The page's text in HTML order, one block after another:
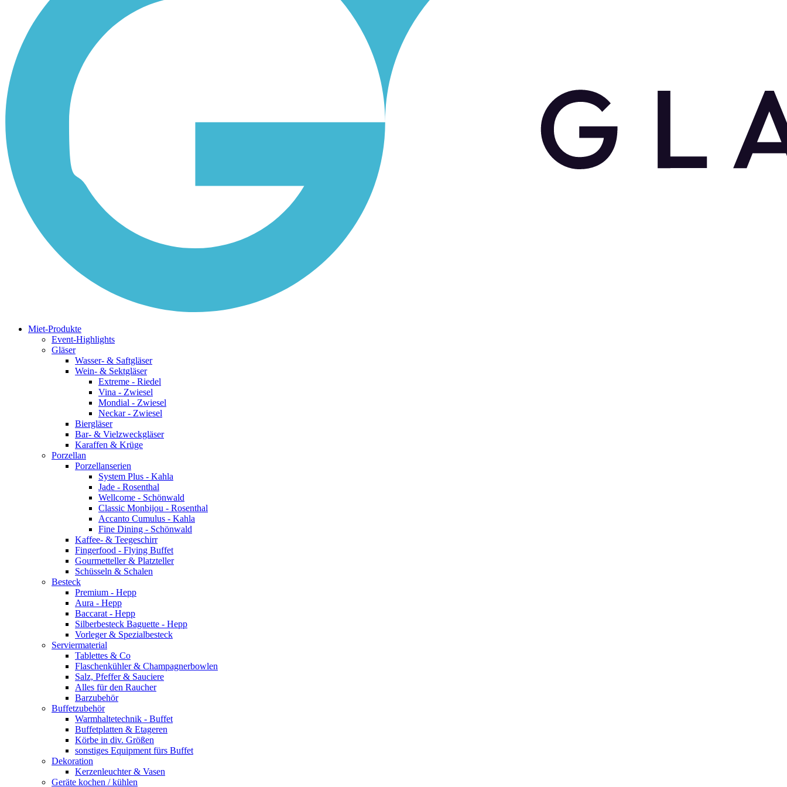
Miet-Produkte
Event-Highlights
Gläser
Wasser- & Saftgläser
Wein- & Sektgläser
Extreme - Riedel
Vina - Zwiesel
Mondial - Zwiesel
Neckar - Zwiesel
Biergläser
Bar- & Vielzweckgläser
Karaffen & Krüge
Porzellan
Porzellanserien
System Plus - Kahla
Jade - Rosenthal
Wellcome - Schönwald
Classic Monbijou - Rosenthal
Accanto Cumulus - Kahla
Fine Dining - Schönwald
Kaffee- & Teegeschirr
Fingerfood - Flying Buffet
Gourmetteller & Platzteller
Schüsseln & Schalen
Besteck
Premium - Hepp
Aura - Hepp
Baccarat - Hepp
Silberbesteck Baguette - Hepp
Vorleger & Spezialbesteck
Serviermaterial
Tablettes & Co
Flaschenkühler & Champagnerbowlen
Salz, Pfeffer & Sauciere
Alles für den Raucher
Barzubehör
Buffetzubehör
Warmhaltetechnik - Buffet
Buffetplatten & Etageren
Körbe in div. Größen
sonstiges Equipment fürs Buffet
Dekoration
Kerzenleuchter & Vasen
Geräte kochen / kühlen